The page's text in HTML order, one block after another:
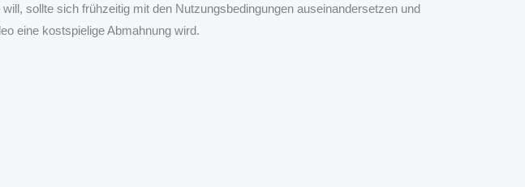
sollte sich frühzeitig mit den Nutzungsbedingungen auseinandersetzen und
eine kostspielige Abmahnung wird.